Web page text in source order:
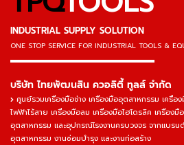
INDUSTRIAL SUPPLY SOLUTION
ONE STOP SERVICE FOR INDUSTRIAL TOOLS &
▬▬▬▬▬▬▬▬▬▬▬▬▬▬▬
บริษัท ไทยพัฒนสิน ควอลิตี้ ทูลส์ จำกัด
ศูนย์รวมเครื่องมือช่าง เครื่องมืออุตสาหกรรม เครื่
ไฟฟ้าไร้สาย เครื่องมือลม เครื่องมือไฮโดรลิค เครื่อง
อุตสาหกรรม และอุปกรณ์โรงงานครบวงจร จากแบรน
อุตสาหกรรม งานซ่อมบำรุง และงานก่อสร้าง